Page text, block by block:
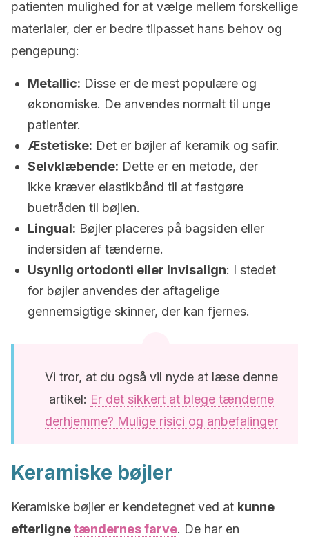
patienten mulighed for at vælge mellem forskellige
materialer, der er bedre tilpasset hans behov og
pengepung:
Metallic: Disse er de mest populære og
økonomiske. De anvendes normalt til unge
patienter.
Æstetiske: Det er bøjler af keramik og safir.
Selvklæbende: Dette er en metode, der
ikke kræver elastikbånd til at fastgøre
buetråden til bøjlen.
Lingual: Bøjler placeres på bagsiden eller
indersiden af tænderne.
Usynlig ortodonti eller Invisalign: I stedet
for bøjler anvendes der aftagelige
gennemsigtige skinner, der kan fjernes.
Vi tror, at du også vil nyde at læse denne
artikel: Er det sikkert at blege tænderne
derhjemme? Mulige risici og anbefalinger
Keramiske bøjler
Keramiske bøjler er kendetegnet ved at kunne
efterlignetændernes farve. De har en